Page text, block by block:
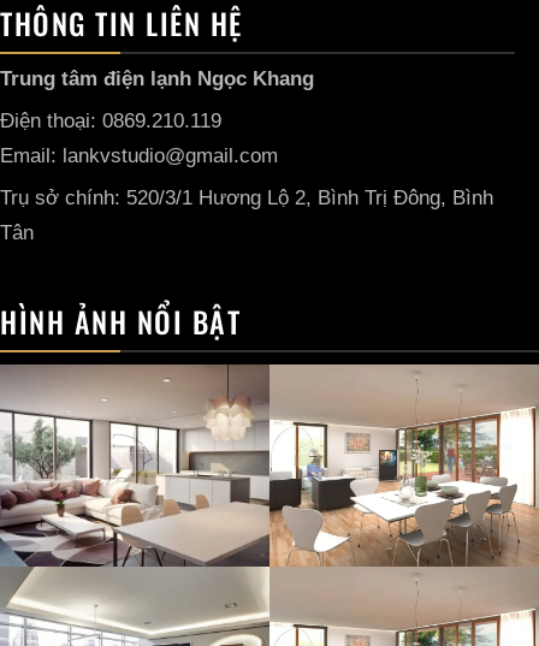
THÔNG TIN LIÊN HỆ
Trung tâm điện lạnh Ngọc Khang
Điện thoại: 0869.210.119
Email: lankvstudio@gmail.com
Trụ sở chính: 520/3/1 Hương Lộ 2, Bình Trị Đông, Bình
Tân
HÌNH ẢNH NỔI BẬT